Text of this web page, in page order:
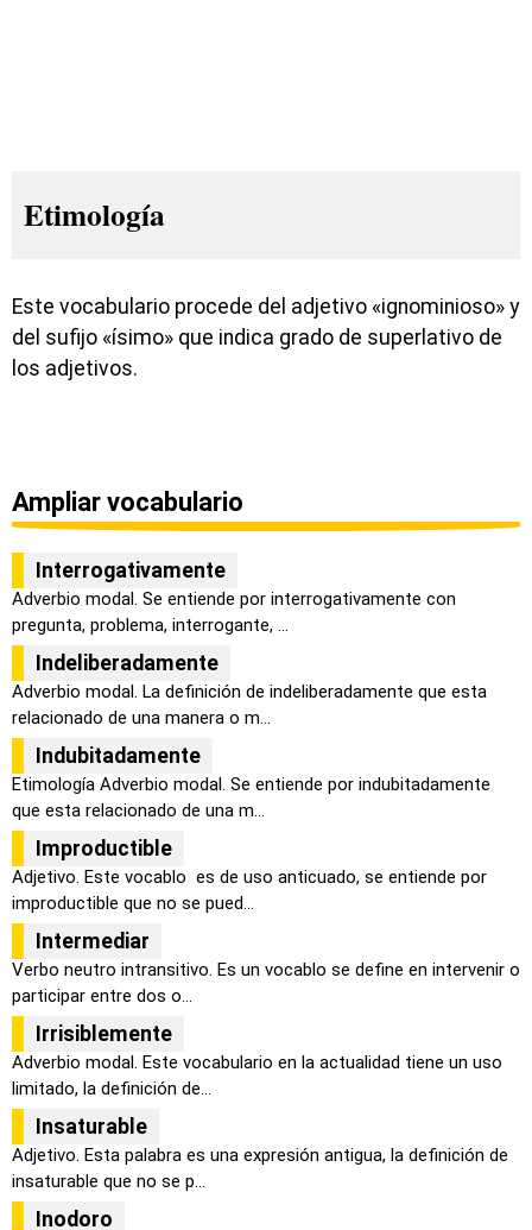
Etimología
Este vocabulario procede del adjetivo «ignominioso» y
del sufijo «ísimo» que indica grado de superlativo de
los adjetivos.
Ampliar vocabulario
Interrogativamente
Adverbio modal. Se entiende por interrogativamente con
pregunta, problema, interrogante, ...
Indeliberadamente
Adverbio modal. La definición de indeliberadamente que esta
relacionado de una manera o m...
Indubitadamente
Etimología Adverbio modal. Se entiende por indubitadamente
que esta relacionado de una m...
Improductible
Adjetivo. Este vocablo es de uso anticuado, se entiende por
improductible que no se pued...
Intermediar
Verbo neutro intransitivo. Es un vocablo se define en intervenir o
participar entre dos o...
Irrisiblemente
Adverbio modal. Este vocabulario en la actualidad tiene un uso
limitado, la definición de...
Insaturable
Adjetivo. Esta palabra es una expresión antigua, la definición de
insaturable que no se p...
Inodoro